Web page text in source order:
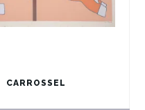
CARROSSEL